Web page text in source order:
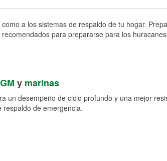
a los sistemas de respaldo de tu hogar.
para prepararse para los
y marinas
un desempeño de ciclo profundo y una mejor
respaldo de emergencia.